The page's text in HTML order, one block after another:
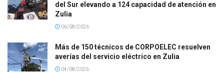
del Sur elevando a 124 capacidad de atención en
Zulia
06/08/2026
Más de 150 técnicos de CORPOELEC resuelven
averías del servicio eléctrico en Zulia
04/08/2026